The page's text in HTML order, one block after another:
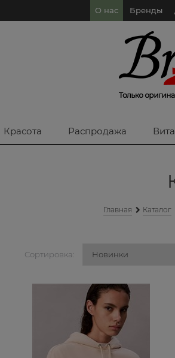
О нас Бренды
Красота Распродажа
Главная Каталог
Сортировка: